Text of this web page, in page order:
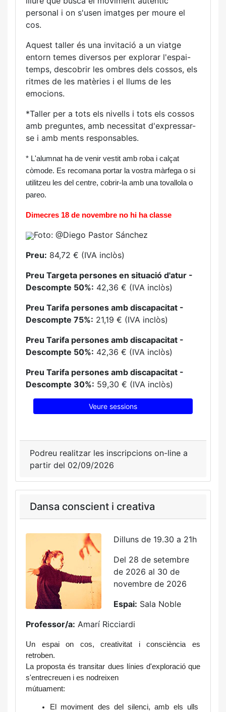
personal i on s'usen imatges per moure el
cos.
Aquest taller és una invitació a un viatge
entorn temes diversos per explorar l'espai-
temps, descobrir les ombres dels cossos, els
ritmes de les matèries i el llums de les
emocions.
*Taller per a tots els nivells i tots els cossos
amb preguntes, amb necessitat d'expressar-
se i amb ments responsables.
* L'alumnat ha de venir vestit amb roba i calçat
còmode. Es recomana portar la vostra màrfega o si
utilitzeu les del centre, cobrir-la amb una tovallola o
pareo.
Dimecres 18 de novembre no hi ha classe
Foto: @Diego Pastor Sánchez
Preu: 84,72 € (IVA inclòs)
Preu Targeta persones en situació d'atur -
Descompte 50%: 42,36 € (IVA inclòs)
Preu Tarifa persones amb discapacitat -
Descompte 75%: 21,19 € (IVA inclòs)
Preu Tarifa persones amb discapacitat -
Descompte 50%: 42,36 € (IVA inclòs)
Preu Tarifa persones amb discapacitat -
Descompte 30%: 59,30 € (IVA inclòs)
Veure sessions
Podreu realitzar les inscripcions on-line a
partir del 02/09/2026
Dansa conscient i creativa
Dilluns de 19.30 a 21h
Del 28 de setembre
de 2026 al 30 de
novembre de 2026
Espai: Sala Noble
Professor/a: Amarí Ricciardi
Un espai on cos, creativitat i consciència es
retroben.
La proposta és transitar dues línies d'exploració que
s'entrecreuen i es nodreixen
mútuament:
El moviment des del silenci, amb els ulls